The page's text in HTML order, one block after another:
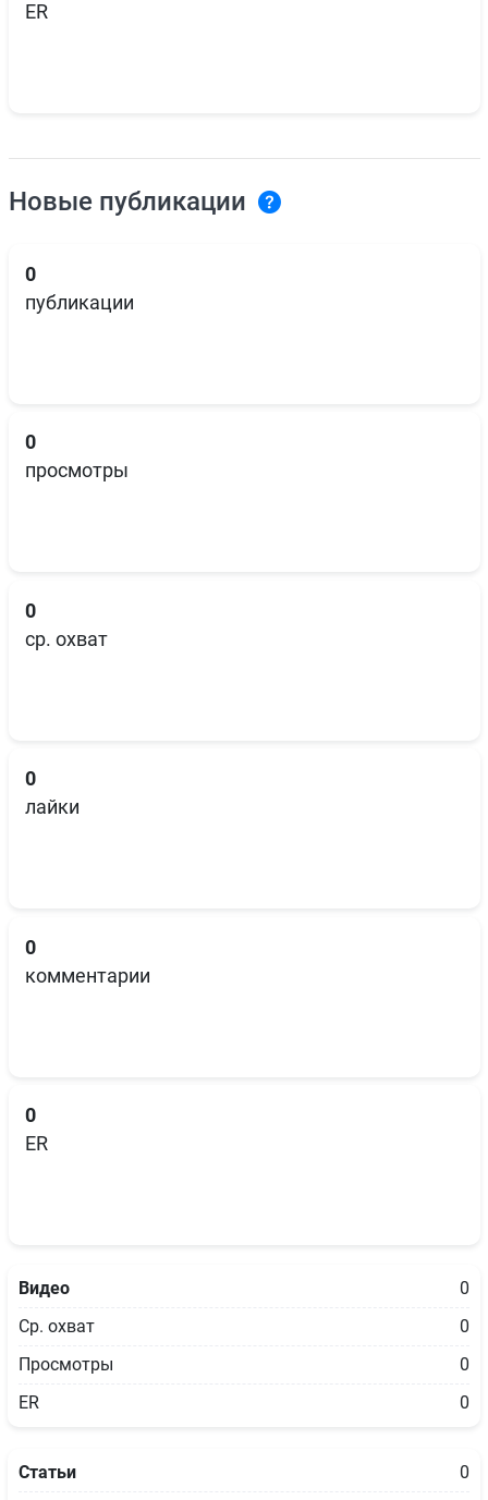
ER
Новые публикации
0
публикации
0
просмотры
0
ср. охват
0
лайки
0
комментарии
0
ER
Видео
0
Ср. охват
0
Просмотры
0
ER
0
Статьи 0